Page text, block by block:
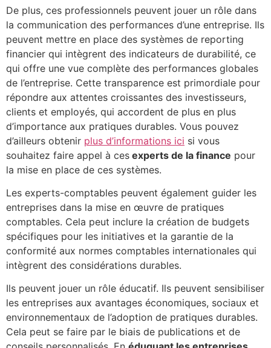
De plus, ces professionnels peuvent jouer un rôle dans
la communication des performances d’une entreprise. Ils
peuvent mettre en place des systèmes de reporting
financier qui intègrent des indicateurs de durabilité, ce
qui offre une vue complète des performances globales
de l’entreprise. Cette transparence est primordiale pour
répondre aux attentes croissantes des investisseurs,
clients et employés, qui accordent de plus en plus
d’importance aux pratiques durables. Vous pouvez
d’ailleurs obtenir plus d’informations ici si vous
souhaitez faire appel à ces experts de la finance pour
la mise en place de ces systèmes.
Les experts-comptables peuvent également guider les
entreprises dans la mise en œuvre de pratiques
comptables. Cela peut inclure la création de budgets
spécifiques pour les initiatives et la garantie de la
conformité aux normes comptables internationales qui
intègrent des considérations durables.
Ils peuvent jouer un rôle éducatif. Ils peuvent sensibiliser
les entreprises aux avantages économiques, sociaux et
environnementaux de l’adoption de pratiques durables.
Cela peut se faire par le biais de publications et de